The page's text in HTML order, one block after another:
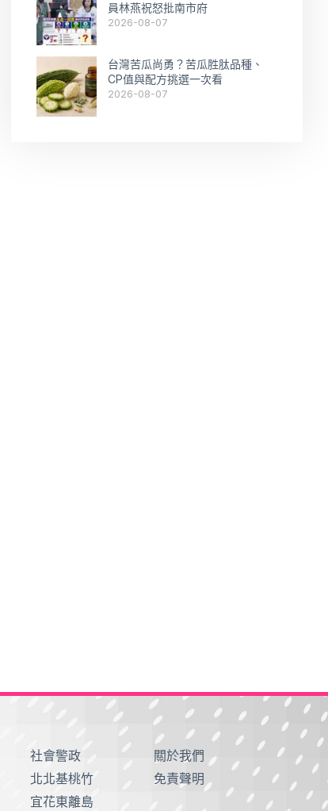
員林燕祝怒批南市府
2026-08-07
台灣苦瓜尚勇？苦瓜胜肽品種、
CP值與配方挑選一次看
2026-08-07
社會警政
北北基桃竹
宜花東離島
關於我們
免責聲明